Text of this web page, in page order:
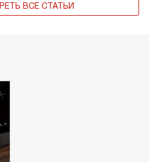
ВСЕ СТАТЬИ